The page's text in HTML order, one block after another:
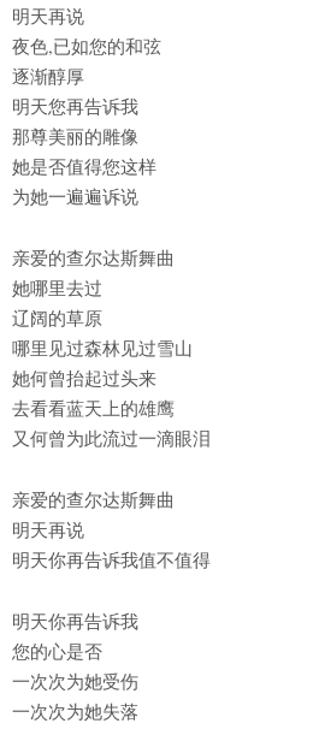
明天再说
夜色,已如您的和弦
逐渐醇厚
明天您再告诉我
那尊美丽的雕像
她是否值得您这样
为她一遍遍诉说
亲爱的查尔达斯舞曲
她哪里去过
辽阔的草原
哪里见过森林见过雪山
她何曾抬起过头来
去看看蓝天上的雄鹰
又何曾为此流过一滴眼泪
亲爱的查尔达斯舞曲
明天再说
明天你再告诉我值不值得
明天你再告诉我
您的心是否
一次次为她受伤
一次次为她失落